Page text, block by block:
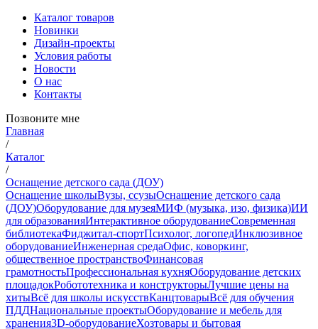
Каталог товаров
Новинки
Дизайн-проекты
Условия работы
Новости
О нас
Контакты
Позвоните мне
Главная
/
Каталог
/
Оснащение детского сада (ДОУ)
Оснащение школыВузы, ссузыОснащение детского сада
(ДОУ)Оборудование для музеяМИФ (музыка, изо, физика)ИИ
для образованияИнтерактивное оборудованиеСовременная
библиотекаФиджитал-спортПсихолог, логопедИнклюзивное
оборудованиеИнженерная средаОфис, коворкинг,
общественное пространствоФинансовая
грамотностьПрофессиональная кухняОборудование детских
площадокРобототехника и конструкторыЛучшие цены на
хитыВсё для школы искусствКанцтоварыВсё для обучения
ПДДНациональные проектыОборудование и мебель для
хранения3D-оборудованиеХозтовары и бытовая